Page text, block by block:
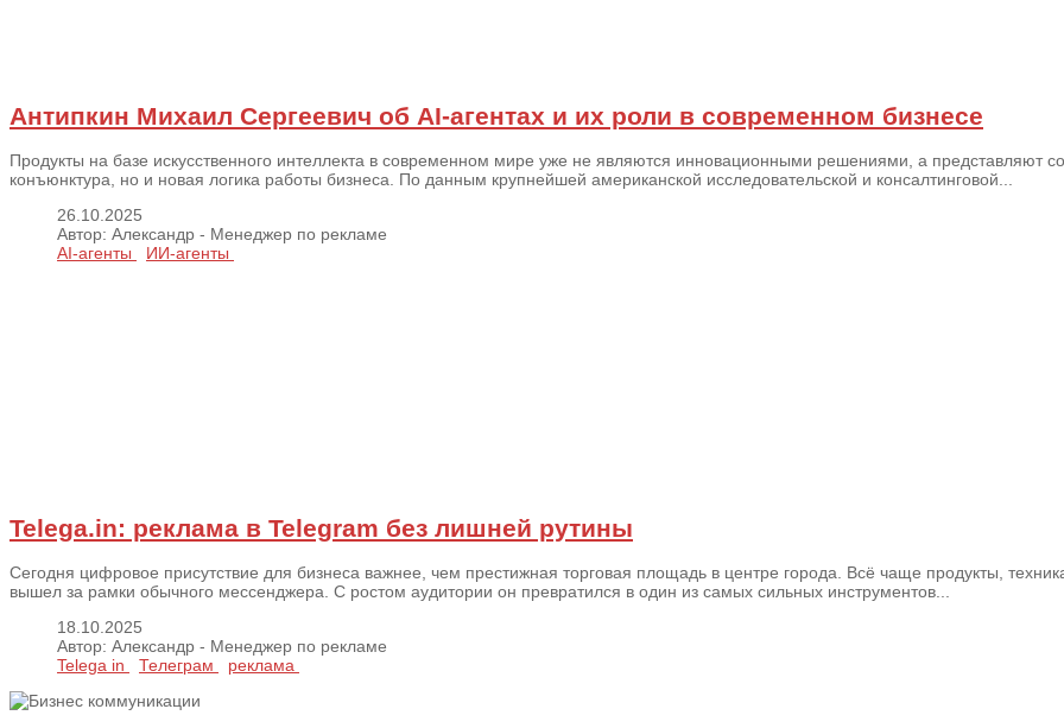
Антипкин Михаил Сергеевич об АI-агентах и их роли в современном бизнесе
Продукты на базе искусственного интеллекта в современном мире уже не являются инновационными решениями, а представляют
конъюнктура, но и новая логика работы бизнеса. По данным крупнейшей американской исследовательской и консалтинговой...
26.10.2025
Автор: Александр - Менеджер по рекламе
АI-агенты
ИИ-агенты
Telega.in: реклама в Telegram без лишней рутины
Сегодня цифровое присутствие для бизнеса важнее, чем престижная торговая площадь в центре города. Всё чаще продукты,
вышел за рамки обычного мессенджера. С ростом аудитории он превратился в один из самых сильных инструментов...
18.10.2025
Автор: Александр - Менеджер по рекламе
Telega in
Телеграм реклама